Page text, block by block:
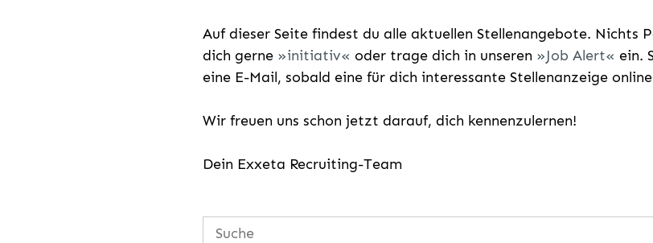
Auf dieser Seite findest du alle aktuellen Stellenangebote. Nichts
dich gerne
initiativ oder trage dich in unseren Job Alert
ein.
eine E-Mail, sobald eine für dich interessante Stellenanzeige
Wir freuen uns schon jetzt darauf, dich kennenzulernen!
Dein Exxeta Recruiting-Team